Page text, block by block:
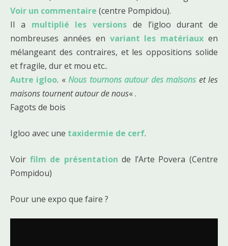
Voir un commentaire (centre Pompidou).
Il a multiplié les versions de l’igloo durant de
nombreuses années en variant les matériaux en
mélangeant des contraires, et les oppositions solide
et fragile, dur et mou etc..
Autre igloo. «Nous tournons autour des maisons et les
maisons tournent autour de nous« .
Fagots de bois
Igloo avec une taxidermie de cerf.
Voir film de présentation de l’Arte Povera (Centre
Pompidou)
Pour une expo que faire ?